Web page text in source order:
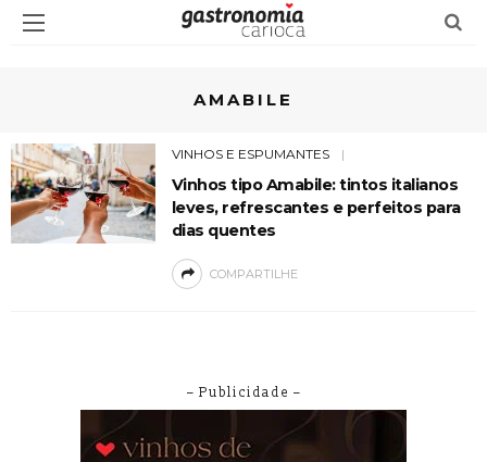
AMABILE
VINHOS E ESPUMANTES
Vinhos tipo Amabile: tintos italianos
leves, refrescantes e perfeitos para
dias quentes
COMPARTILHE
– Publicidade –